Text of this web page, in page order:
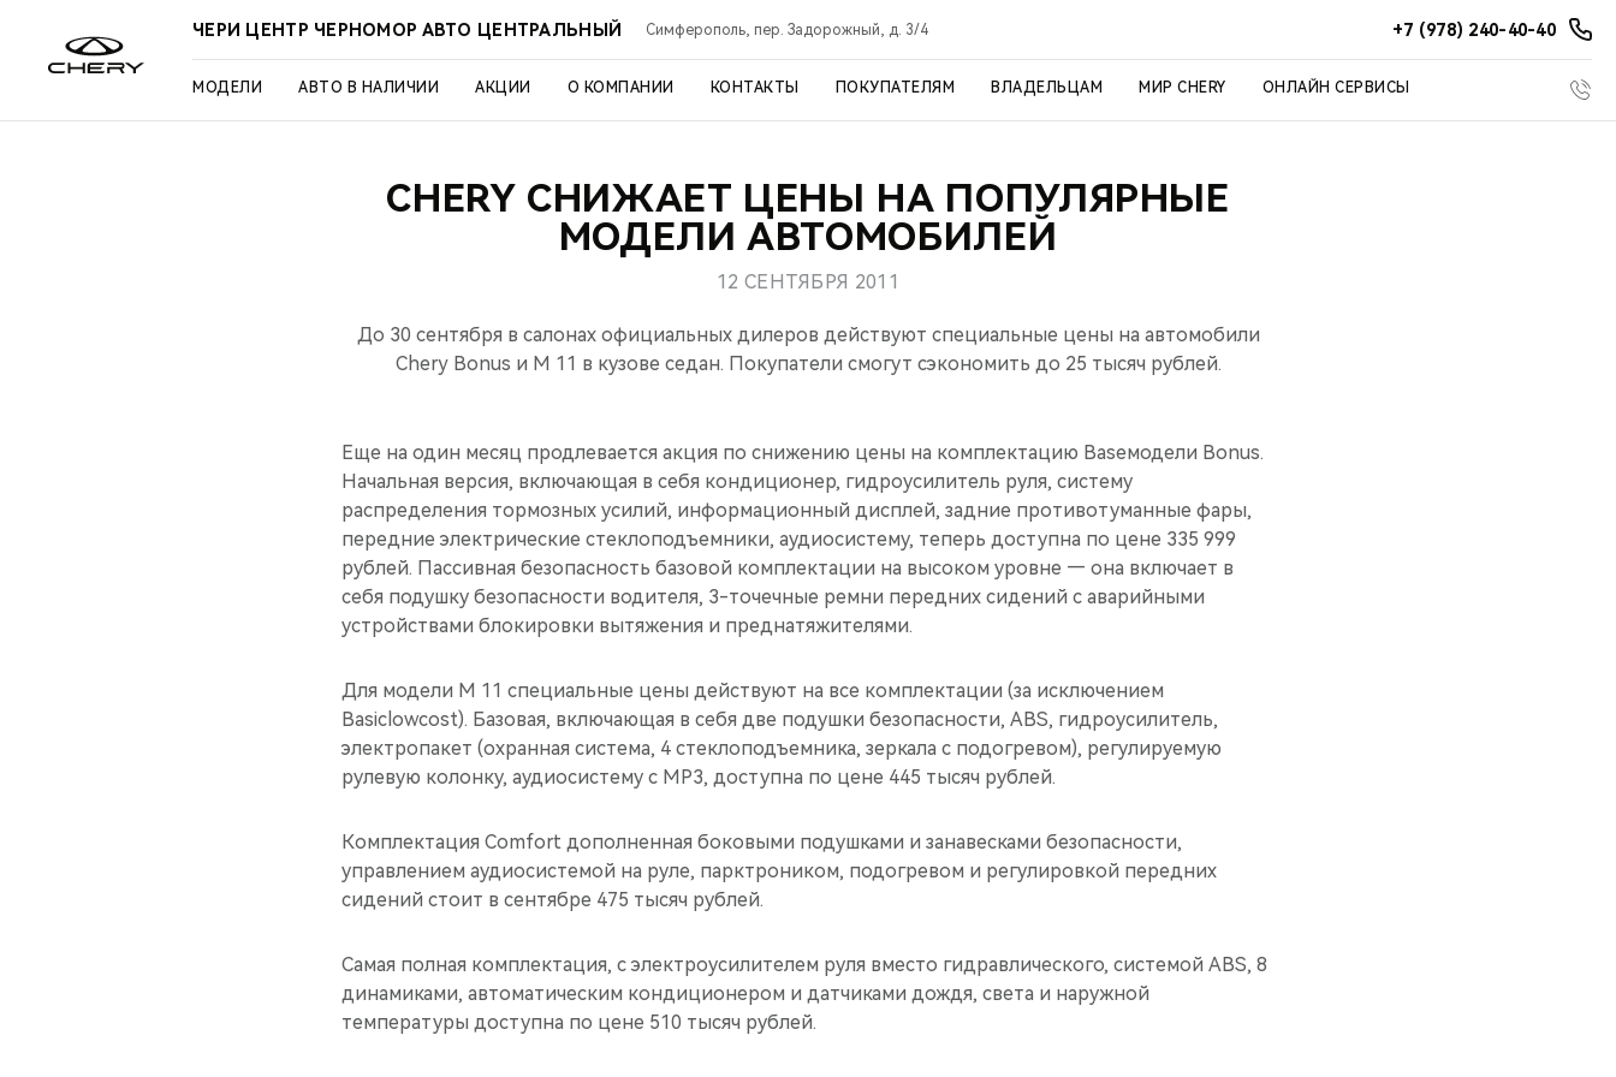
ЧЕРИ ЦЕНТР ЧЕРНОМОР АВТО ЦЕНТРАЛЬНЫЙ Симферополь, пер. Задорожный, д. 3/4 +7 (978) 240-40-40
МОДЕЛИ АВТО В НАЛИЧИИ АКЦИИ О КОМПАНИИ КОНТАКТЫ ПОКУПАТЕЛЯМ ВЛАДЕЛЬЦАМ МИР CHERY ОНЛАЙН СЕРВИСЫ
CHERY СНИЖАЕТ ЦЕНЫ НА ПОПУЛЯРНЫЕ
МОДЕЛИ АВТОМОБИЛЕЙ
12 СЕНТЯБРЯ 2011
До 30 сентября в салонах официальных дилеров действуют специальные цены на автомобили
Chery Bonus и M 11 в кузове седан. Покупатели смогут сэкономить до 25 тысяч рублей.
Еще на один месяц продлевается акция по снижению цены на комплектацию Baseмодели Bonus.
Начальная версия, включающая в себя кондиционер, гидроусилитель руля, систему
распределения тормозных усилий, информационный дисплей, задние противотуманные фары,
передние электрические стеклоподъемники, аудиосистему, теперь доступна по цене 335 999
рублей. Пассивная безопасность базовой комплектации на высоком уровне — она включает в
себя подушку безопасности водителя, 3-точечные ремни передних сидений с аварийными
устройствами блокировки вытяжения и преднатяжителями.
Для модели M 11 специальные цены действуют на все комплектации (за исключением
Basiclowcost). Базовая, включающая в себя две подушки безопасности, ABS, гидроусилитель,
электропакет (охранная система, 4 стеклоподъемника, зеркала с подогревом), регулируемую
рулевую колонку, аудиосистему с МР3, доступна по цене 445 тысяч рублей.
Комплектация Comfort дополненная боковыми подушками и занавесками безопасности,
управлением аудиосистемой на руле, парктроником, подогревом и регулировкой передних
сидений стоит в сентябре 475 тысяч рублей.
Самая полная комплектация, с электроусилителем руля вместо гидравлического, системой ABS, 8
динамиками, автоматическим кондиционером и датчиками дождя, света и наружной
температуры доступна по цене 510 тысяч рублей.